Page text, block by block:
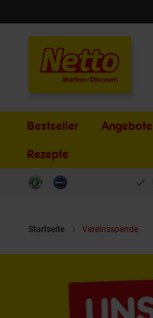
Bestseller Angebote
Rezepte
Startseite Vereinsspende